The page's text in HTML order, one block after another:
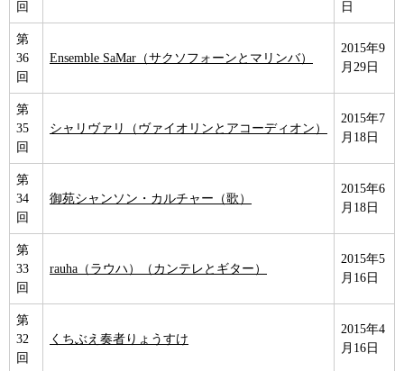
回
日
第
36
回
Ensemble SaMar（サクソフォーンとマリンバ）
2015年9
月29日
第
35
回
シャリヴァリ（ヴァイオリンとアコーディオン）
2015年7
月18日
第
34
回
御苑シャンソン・カルチャー（歌）
2015年6
月18日
第
33
回
rauha（ラウハ）（カンテレとギター）
2015年5
月16日
第
32
回
くちぶえ奏者りょうすけ
2015年4
月16日